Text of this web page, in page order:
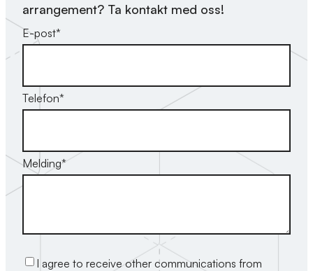
arrangement? Ta kontakt med oss!
E-post*
Telefon*
Melding*
I agree to receive other communications from